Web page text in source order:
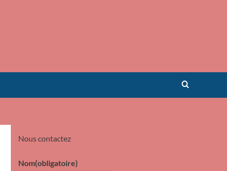
Nous contactez
Nom(obligatoire)